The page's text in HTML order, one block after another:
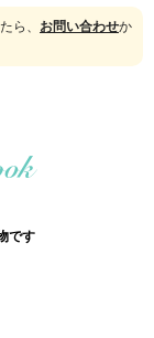
ら、 お問い合わせか
です